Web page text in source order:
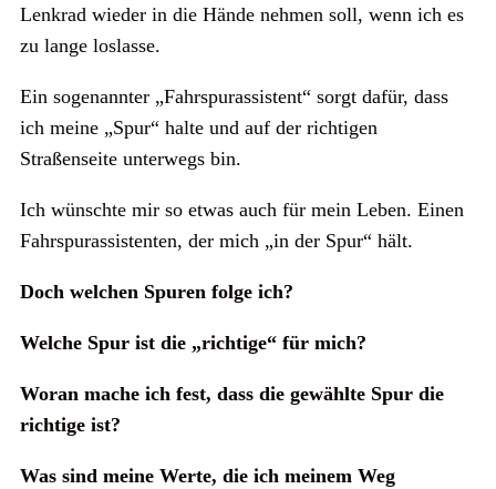
Lenkrad wieder in die Hände nehmen soll, wenn ich es
zu lange loslasse.
Ein sogenannter „Fahrspurassistent“ sorgt dafür, dass
ich meine „Spur“ halte und auf der richtigen
Straßenseite unterwegs bin.
Ich wünschte mir so etwas auch für mein Leben. Einen
Fahrspurassistenten, der mich „in der Spur“ hält.
Doch welchen Spuren folge ich?
Welche Spur ist die „richtige“ für mich?
Woran mache ich fest, dass die gewählte Spur die
richtige ist?
Was sind meine Werte, die ich meinem Weg